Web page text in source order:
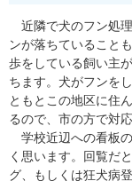
近隣で犬のフン処
ンが落ちていること
歩をしている飼い主
ちます。犬がフンを
ともとこの地区に住
るので、市の方で対応
学校近辺への看板
く思います。回覧だ
グ、もしくは狂犬病